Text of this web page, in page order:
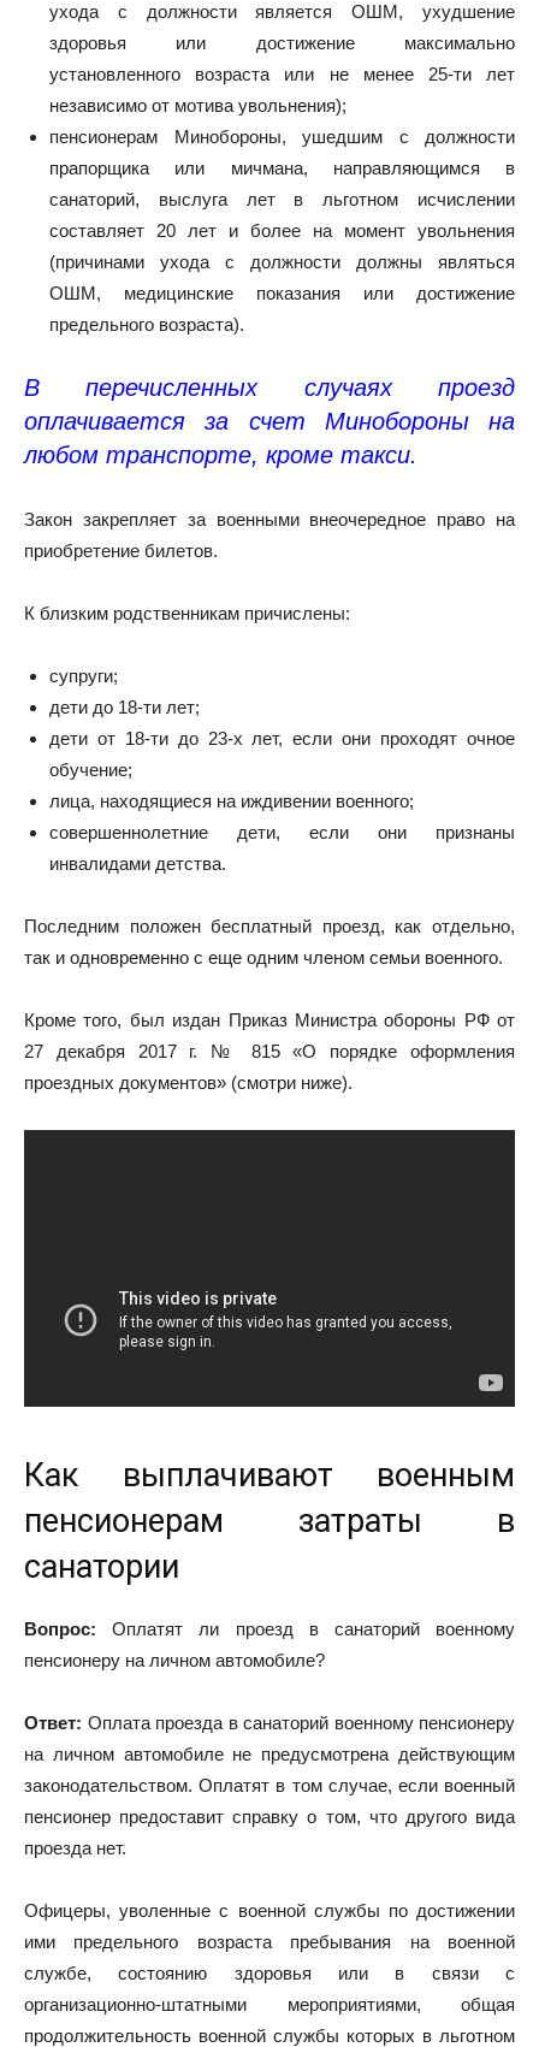
ухода с должности является ОШМ, ухудшение
здоровья или достижение максимально
установленного возраста или не менее 25-ти лет
независимо от мотива увольнения);
пенсионерам Минобороны, ушедшим с должности
прапорщика или мичмана, направляющимся в
санаторий, выслуга лет в льготном исчислении
составляет 20 лет и более на момент увольнения
(причинами ухода с должности должны являться
ОШМ, медицинские показания или достижение
предельного возраста).
В перечисленных случаях проезд
оплачивается за счет Минобороны на
любом транспорте, кроме такси.
Закон закрепляет за военными внеочередное право на
приобретение билетов.
К близким родственникам причислены:
супруги;
дети до 18-ти лет;
дети от 18-ти до 23-х лет, если они проходят очное
обучение;
лица, находящиеся на иждивении военного;
совершеннолетние дети, если они признаны
инвалидами детства.
Последним положен бесплатный проезд, как отдельно,
так и одновременно с еще одним членом семьи военного.
Кроме того, был издан Приказ Министра обороны РФ от
27 декабря 2017 г. № 815 «О порядке оформления
проездных документов» (смотри ниже).
Как выплачивают военным
пенсионерам затраты в
санатории
Вопрос: Оплатят ли проезд в санаторий военному
пенсионеру на личном автомобиле?
Ответ: Оплата проезда в санаторий военному пенсионеру
на личном автомобиле не предусмотрена действующим
законодательством. Оплатят в том случае, если военный
пенсионер предоставит справку о том, что другого вида
проезда нет.
Офицеры, уволенные с военной службы по достижении
ими предельного возраста пребывания на военной
службе, состоянию здоровья или в связи с
организационно-штатными мероприятиями, общая
продолжительность военной службы которых в льготном